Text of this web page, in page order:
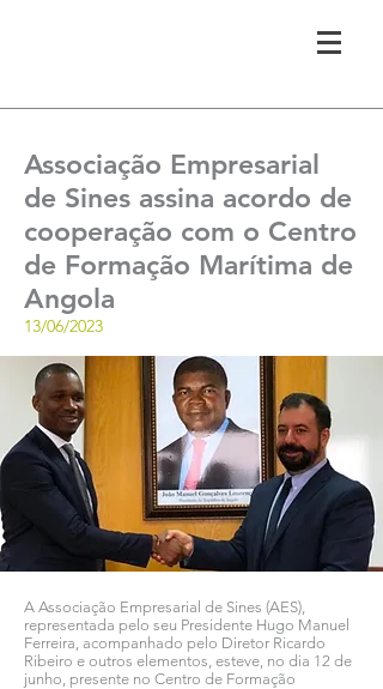
Associação Empresarial
de Sines assina acordo de
cooperação com o Centro
de Formação Marítima de
Angola
13/06/2023
A Associação Empresarial de Sines (AES),
representada pelo seu Presidente Hugo Manuel
Ferreira, acompanhado pelo Diretor Ricardo
Ribeiro e outros elementos, esteve, no dia 12 de
junho, presente no Centro de Formação